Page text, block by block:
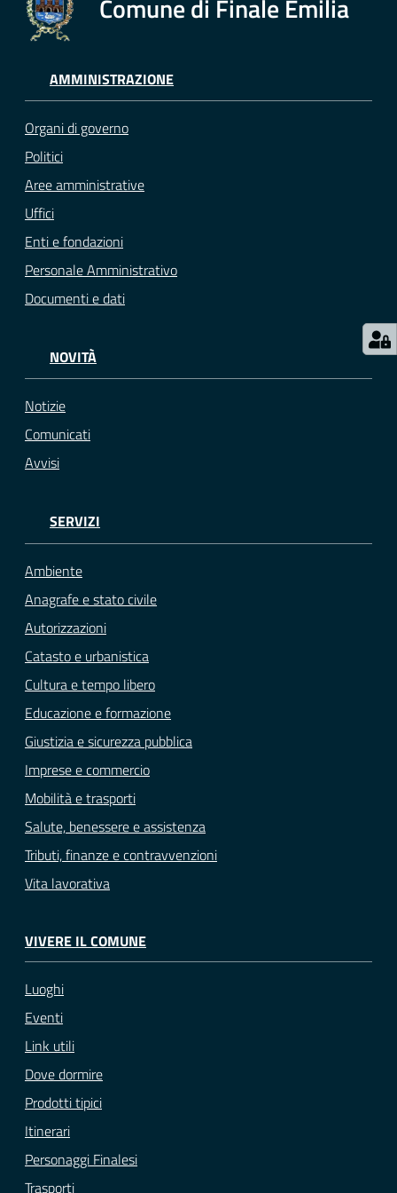
e
Sportello
telematico
SUE
Tutti
gli
argomenti...
Seguici
su
Comune di Finale Emilia
AMMINISTRAZIONE
Organi di governo
Politici
Aree amministrative
Uffici
Enti e fondazioni
Personale Amministrativo
Documenti e dati
NOVITÀ
Notizie
Comunicati
Avvisi
SERVIZI
Ambiente
Anagrafe e stato civile
Autorizzazioni
Catasto e urbanistica
Cultura e tempo libero
Educazione e formazione
Giustizia e sicurezza pubblica
Imprese e commercio
Mobilità e trasporti
Salute, benessere e assistenza
Tributi, finanze e contravvenzioni
Vita lavorativa
VIVERE IL COMUNE
Luoghi
Eventi
Link utili
Dove dormire
Prodotti tipici
Itinerari
Personaggi Finalesi
Trasporti